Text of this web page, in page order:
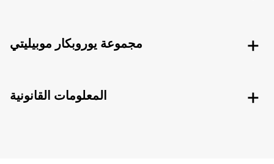
مجموعة يوروبكار موبيليتي
المعلومات القانونية